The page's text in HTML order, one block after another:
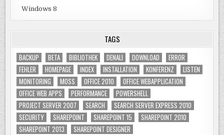
Windows 8
TAGS
BACKUP BETA BIBLIOTHEK DENALI DOWNLOAD
ERROR
FEHLER
HOMEPAGE INDEX INSTALLATION KONFERENZ
LISTEN
MONITORING
MOSS OFFICE 2010
OFFICE WEBAPPLICATION
OFFICE WEB APPS
PERFORMANCE
POWERSHELL
PROJECT SERVER 2007
SEARCH
SEARCH SERVER EXPRESS 2010
SECURITY
SHAREPOINT SHAREPOINT 15
SHAREPOINT 2010
SHAREPOINT 2013
SHAREPOINT DESIGNER